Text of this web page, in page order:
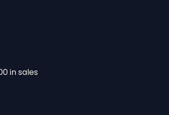
in sales